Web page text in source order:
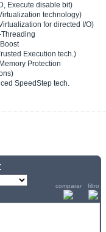
Execute disable bit)
technology)
for directed I/O)
Threading
Execution tech.)
Protection
SpeedStep tech.
comparar filtro